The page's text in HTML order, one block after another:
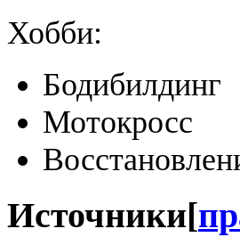
Хобби:
Бодибилдинг
Мотокросс
Источники [